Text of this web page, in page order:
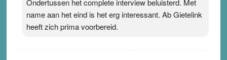
Ondertussen het complete interview beluisterd. Met
name aan het eind is het erg interessant. Ab Gietelink
heeft zich prima voorbereid.